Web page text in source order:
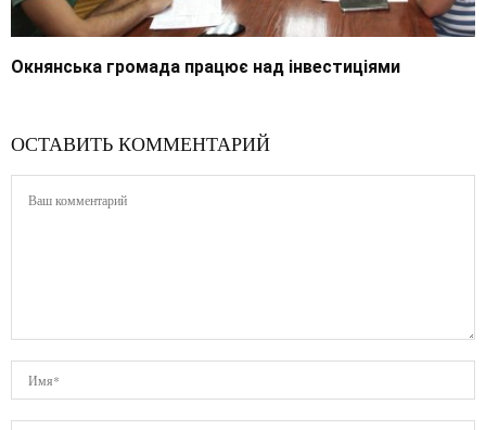
Окнянська громада працює над інвестиціями
ОСТАВИТЬ КОММЕНТАРИЙ